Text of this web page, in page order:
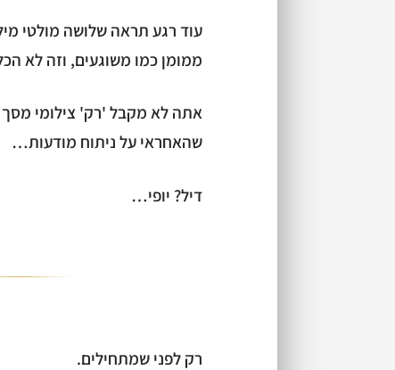
עוד רגע תראה שלושה מולטי
ממומן כמו משוגעים, וזה לא
אתה לא מקבל 'רק' צילומי
שהאחראי על ניתוח מודעות…
דיל? יופי…
רק לפני שמתחילים.